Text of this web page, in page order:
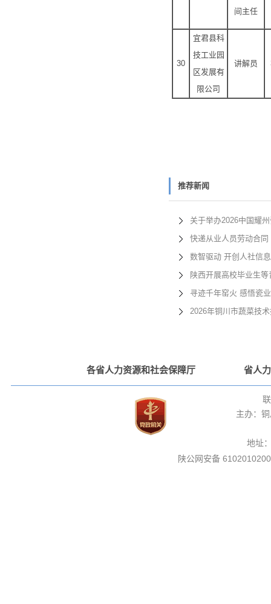
间主任
30
宜君县科
技工业园
区发展有
限公司
讲解员
推荐新闻
关于举办2026中国耀
快递从业人员劳动合同
数智驱动 开创人社信
陕西开展高校毕业生
寻迹千年窑火 感悟瓷
2026年铜川市蔬菜技
各省人力资源和社会保障厅 省人
主办：
地址
陕公网安备